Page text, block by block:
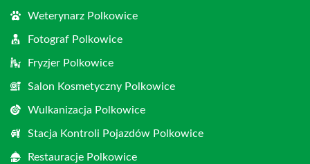
Weterynarz Polkowice
Fotograf Polkowice
Fryzjer Polkowice
Salon Kosmetyczny Polkowice
Wulkanizacja Polkowice
Stacja Kontroli Pojazdów Polkowice
Restauracje Polkowice